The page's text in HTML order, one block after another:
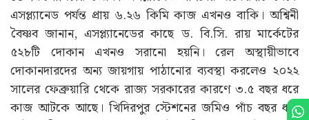
এসপ্ল্যানেড পর্যন্ত প্রায় ৬.২৬ কিমি কাজ এখনও বাকি। অশ্বিনী
বৈষ্ণব জানান, এসপ্ল্যানেডের কাছে ড. বি.সি. রায় মার্কেটের
৫২৮টি দোকান এখনও সরানো হয়নি। রেল অস্থায়ীভাবে
দোকানদারদের অন্য জায়গায় পাঠানোর ব্যবস্থা করলেও ২০২২
সালের ফেব্রুয়ারি থেকে রাজ্য সরকারের কারণে ৩.৫ বছর ধরে
কাজ আটকে আছে। খিদিরপুর স্টেশনের জমিও পাঁচ বছর ধরে